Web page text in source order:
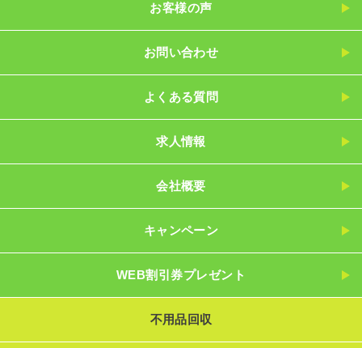
お客様の声
お問い合わせ
よくある質問
求人情報
会社概要
キャンペーン
WEB割引券プレゼント
不用品回収